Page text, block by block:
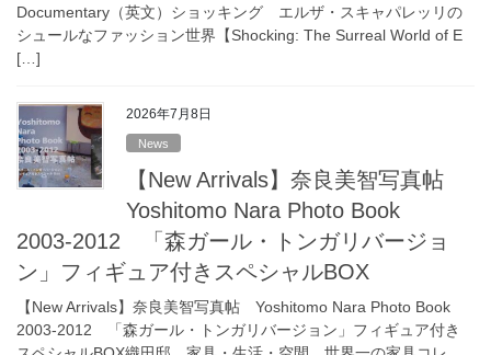
Documentary（英文）ショッキング エルザ・スキャパレッリの
シュールなファッション世界【Shocking: The Surreal World of E
[…]
2026年7月8日
News
【New Arrivals】奈良美智写真帖
Yoshitomo Nara Photo Book
2003-2012 「森ガール・トンガリバージョ
ン」フィギュア付きスペシャルBOX
【New Arrivals】奈良美智写真帖 Yoshitomo Nara Photo Book
2003-2012 「森ガール・トンガリバージョン」フィギュア付き